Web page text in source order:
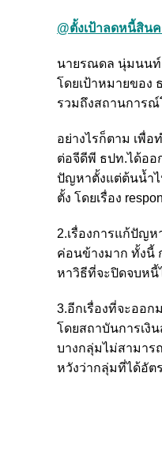
@ตั้งเป้าลดหนี้สิน
นายรณดล นุ่มนนท์
โดยเป้าหมายของ
รวมถึงสถานการณ์
อย่างไรก็ตาม เพื่
ต่อจีดีพี ธปท.ได้ออ
ปัญหาตั้งแต่ต้นน้ำไ
ตั้ง โดยเรื่อง
2.เรื่องการแก้ปัญ
ค่อนข้างมาก ทั้งนี้
หาวิธีที่จะปิดจบหนี้
3.อีกเรื่องที่จะออก
โดยสถาบันการเงิ
บางกลุ่มไม่สามาร
หวังว่ากลุ่มที่ได้อัต